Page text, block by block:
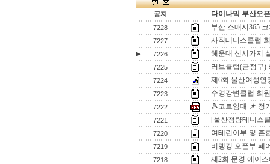
공지 다이나믹 부산오
7228 부산 스매시365
7227 사직테니스클럽
▶ 7226 해운대 신시가지
7225 러브클럽(금정구)
7224 제6회 울산여성연
7223 수영강변클럽 회
7222 🎾코트임대 📌 정
7221 [울산청량테니스
7220 여테린이부 및 혼
7219 비랭킹 오픈부 페
7218 제2회 문경 에이